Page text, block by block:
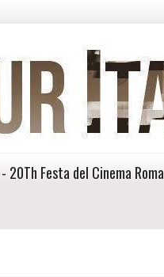
20Th Festa del Cinema Roma